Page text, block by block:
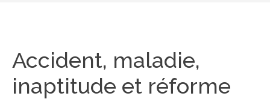
Accident, maladie,
inaptitude et réforme